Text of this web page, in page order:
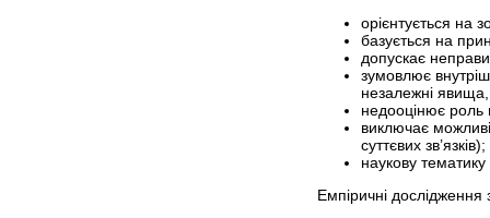
орієнтується на
базується на
допускає
зумовлює
незалежні явища,
недооцінює роль
виключає
суттєвих зв’язків);
наукову
Емпіричні дослідження